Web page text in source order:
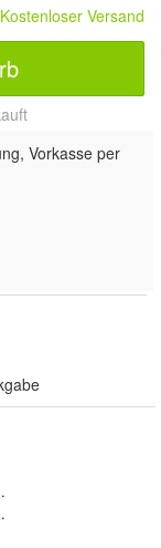
Kostenloser Versand
Vorkasse per
Aufbau